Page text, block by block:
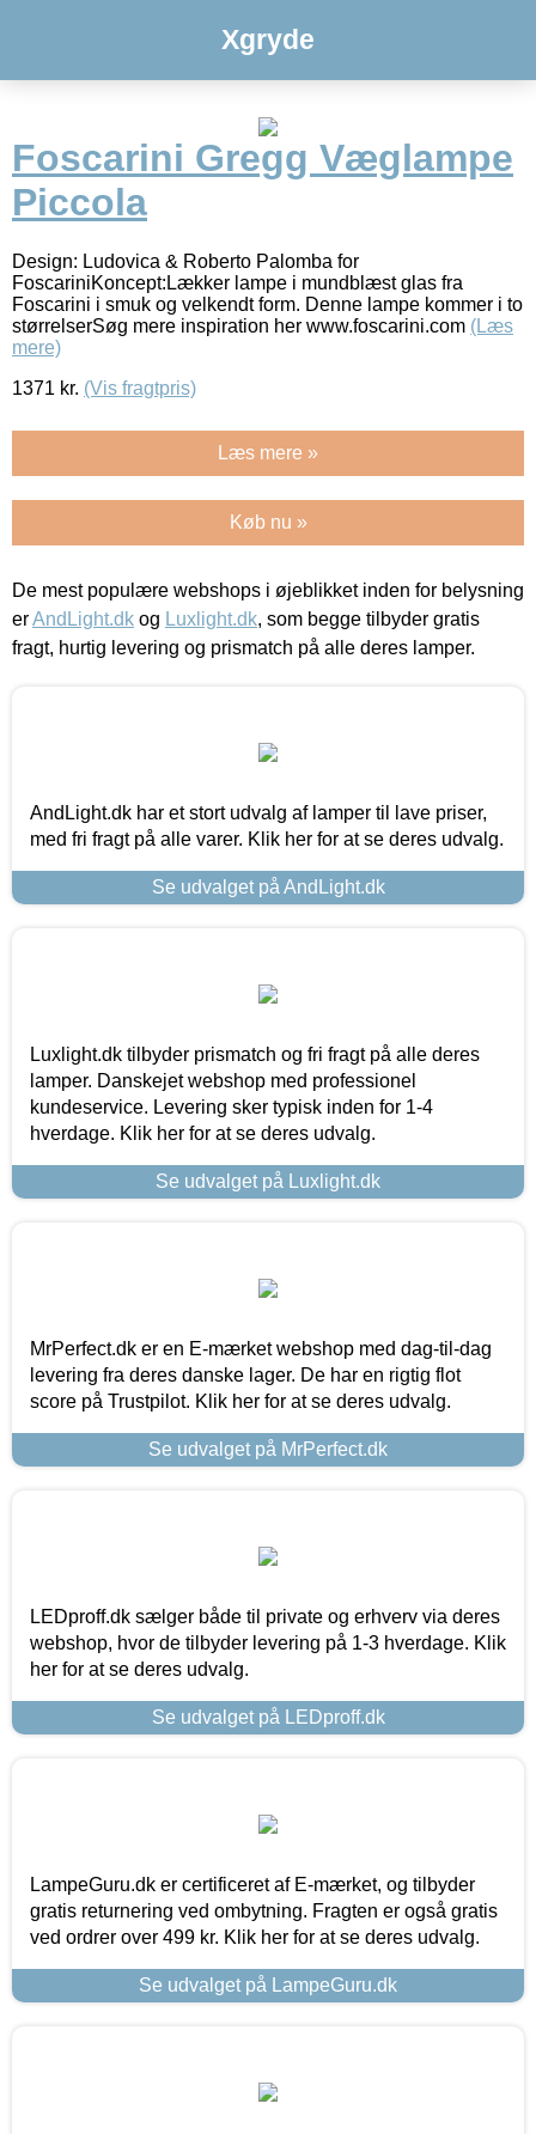
Xgryde
Foscarini Gregg Væglampe
Piccola
Design: Ludovica & Roberto Palomba for
FoscariniKoncept:Lækker lampe i mundblæst glas fra
Foscarini i smuk og velkendt form. Denne lampe kommer i to
størrelserSøg mere inspiration her www.foscarini.com (Læs
mere)
1371 kr. (Vis fragtpris)
Læs mere »
Køb nu »
De mest populære webshops i øjeblikket inden for belysning
erAndLight.dk og Luxlight.dk, som begge tilbyder gratis
fragt, hurtig levering og prismatch på alle deres lamper.
AndLight.dk har et stort udvalg af lamper til lave priser,
med fri fragt på alle varer. Klik her for at se deres udvalg.
Se udvalget på AndLight.dk
Luxlight.dk tilbyder prismatch og fri fragt på alle deres
lamper. Danskejet webshop med professionel
kundeservice. Levering sker typisk inden for 1-4
hverdage. Klik her for at se deres udvalg.
Se udvalget på Luxlight.dk
MrPerfect.dk er en E-mærket webshop med dag-til-dag
levering fra deres danske lager. De har en rigtig flot
score på Trustpilot. Klik her for at se deres udvalg.
Se udvalget på MrPerfect.dk
LEDproff.dk sælger både til private og erhverv via deres
webshop, hvor de tilbyder levering på 1-3 hverdage. Klik
her for at se deres udvalg.
Se udvalget på LEDproff.dk
LampeGuru.dk er certificeret af E-mærket, og tilbyder
gratis returnering ved ombytning. Fragten er også gratis
ved ordrer over 499 kr. Klik her for at se deres udvalg.
Se udvalget på LampeGuru.dk